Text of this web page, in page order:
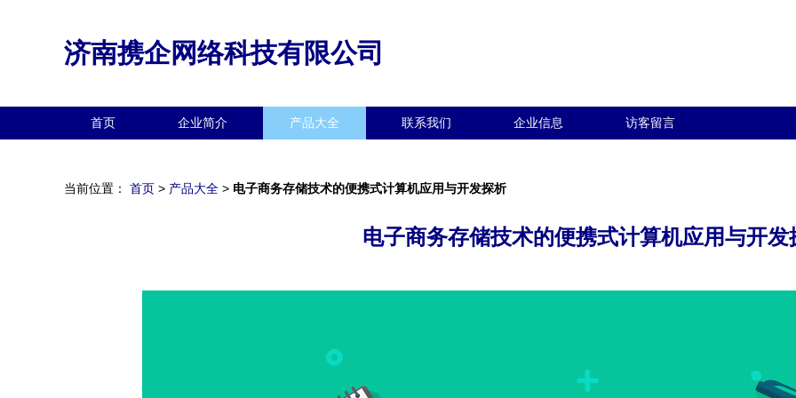
济南携企网络科技有限公司
首页 企业简介 产品大全 联系我们 企业信息 访客留言
当前位置： 首页 > 产品大全 > 电子商务存储技术的便携式计算机应用与开发探析
电子商务存储技术的便携式计算机应用与开发